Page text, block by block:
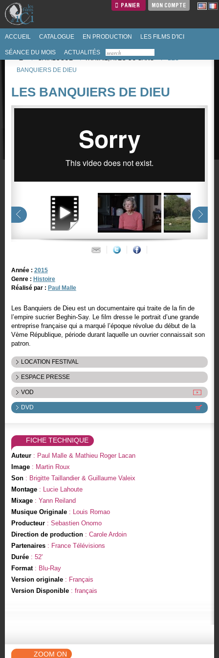
PANIER MON COMPTE
ACCUEIL CATALOGUE EN PRODUCTION LES FILMS D'ICI
SÉANCE DU MOIS
ACTUALITÉS
/
CATALOGUE / TRAVAIL, AVEC OU SANS /
LES
BANQUIERS DE DIEU
LES BANQUIERS DE DIEU
Année : 2015
Genre : Histoire
Réalisé par : Paul Malle
Les Banquiers de Dieu est un documentaire qui traite de la fin de
l’empire sucrier Beghin-Say. Le film dresse le portrait d’une grande
entreprise française qui a marqué l’époque révolue du début de la
Vème République, période durant laquelle un ouvrier connaissait son
patron.
LOCATION FESTIVAL
ESPACE PRESSE
VOD
DVD
FICHE TECHNIQUE
Auteur: Paul Malle & Mathieu Roger Lacan
Image: Martin Roux
Son: Brigitte Taillandier & Guillaume Valeix
Montage: Lucie Lahoute
Mixage: Yann Reiland
Musique Originale: Louis Romao
Producteur: Sebastien Onomo
Direction de production: Carole Ardoin
Partenaires: France Télévisions
Durée: 52'
Format: Blu-Ray
Version originale: Français
Version Disponible: français
ZOOM ON